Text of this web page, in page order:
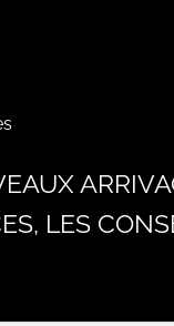
LES